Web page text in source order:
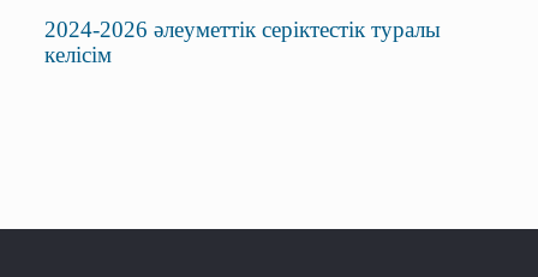
2024-2026 әлеуметтік серіктестік туралы
келісім